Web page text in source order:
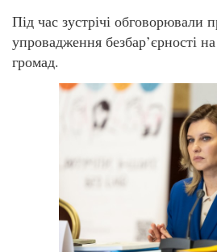
Під час зустрічі обговорювали
упровадження безбар’єрності
громад.